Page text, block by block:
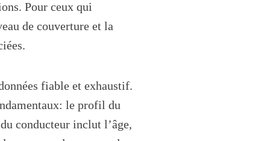
Pour ceux qui
de couverture et la
fiable et exhaustif.
le profil du
conducteur inclut l’âge,